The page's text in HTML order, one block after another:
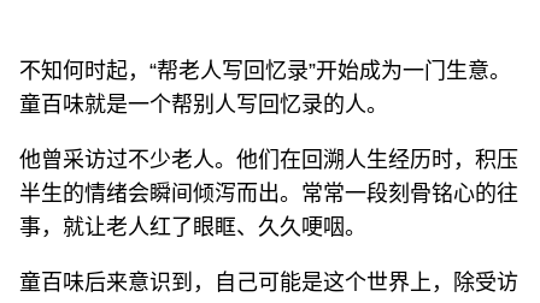
不知何时起，“帮老人写回忆录”开始成为一门生意。
童百味就是一个帮别人写回忆录的人。
他曾采访过不少老人。他们在回溯人生经历时，积压
半生的情绪会瞬间倾泻而出。常常一段刻骨铭心的往
事，就让老人红了眼眶、久久哽咽。
童百味后来意识到，自己可能是这个世界上，除受访